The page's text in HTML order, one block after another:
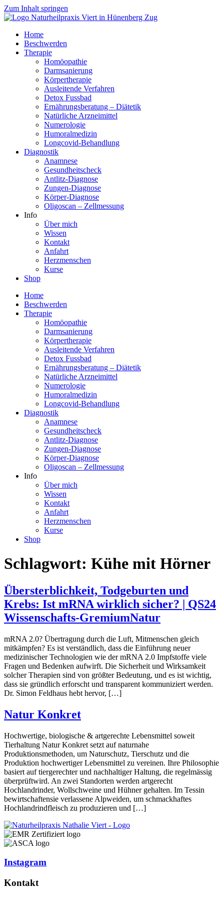
Zum Inhalt springen
Home
Beschwerden
Therapie
Homöopathie
Darmsanierung
Körpertherapie
Ausleitende Verfahren
Detox Fussbad
Ernährungsberatung – Diätetik
Natürliche Arzneimittel
Numerologie
Humoralmedizin
Longcovid-Behandlung
Diagnostik
Anamnese
Gesundheitscheck
Antlitz-Diagnose
Zungen-Diagnose
Körper-Diagnose
Oligoscan – Zellmessung
Info
Über mich
Wissen
Kontakt
Anfahrt
Herzmenschen
Kurse
Shop
Home
Beschwerden
Therapie
Homöopathie
Darmsanierung
Körpertherapie
Ausleitende Verfahren
Detox Fussbad
Ernährungsberatung – Diätetik
Natürliche Arzneimittel
Numerologie
Humoralmedizin
Longcovid-Behandlung
Diagnostik
Anamnese
Gesundheitscheck
Antlitz-Diagnose
Zungen-Diagnose
Körper-Diagnose
Oligoscan – Zellmessung
Info
Über mich
Wissen
Kontakt
Anfahrt
Herzmenschen
Kurse
Shop
Schlagwort: Kühe mit Hörner
Übersterblichkeit, Todgeburten und
Krebs: Ist mRNA wirklich sicher? | QS24
Wissenschafts-GremiumNatur
mRNA 2.0? Übertragung durch die Luft, Mitmenschen gleich
mitkämpfen? Es ist verständlich, dass die Einführung neuer
medizinischer Technologien wie der mRNA 2.0 Impfstoffe viele
Fragen und Bedenken aufwirft. Die Sicherheit und Wirksamkeit
solcher Therapien sind von größter Bedeutung, und es ist wichtig,
dass sie gründlich erforscht und transparent kommuniziert werden.
Dr. Simon Feldhaus hebt hervor, […]
Natur Konkret
Hochwertige, biologische & artgerechte Lebensmittel soweit
Tierhaltung Natur Konkret setzt auf naturnahe
Produktionsmethoden, um Naturschutz, Tierschutz und die
Produktion hochwertiger Lebensmittel zu vereinen. Ihre Philosophie
basiert auf tiergerechter und nachhaltiger Haltung, die regelmässig
überprüftwird. An zwei Standorten werden artgerecht
Hochlandrinder, Wollschweine und Hühner gehalten. Im Tessin
bewirtschaftensie verlassene Alpweiden, um schmackhaftes
Hochlandrindfleisch zu produzieren und […]
Instagram
Kontakt